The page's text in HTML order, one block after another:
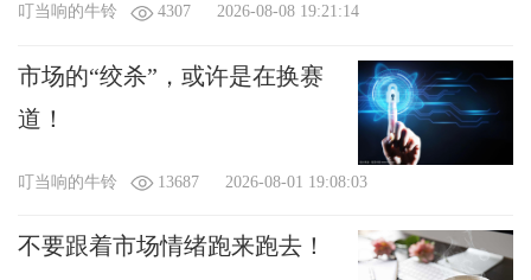
叮当响的牛铃 4307 2026-08-08 19:21:14
市场的“绞杀”，或许是在换赛
道！
叮当响的牛铃 13687 2026-08-01 19:08:03
不要跟着市场情绪跑来跑去！